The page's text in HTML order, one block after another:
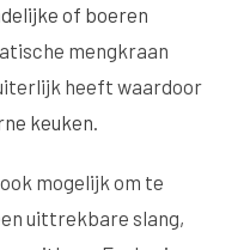
of boeren
mengkraan
heeft waardoor
keuken
mogelijk om te
uittrekbare slang,